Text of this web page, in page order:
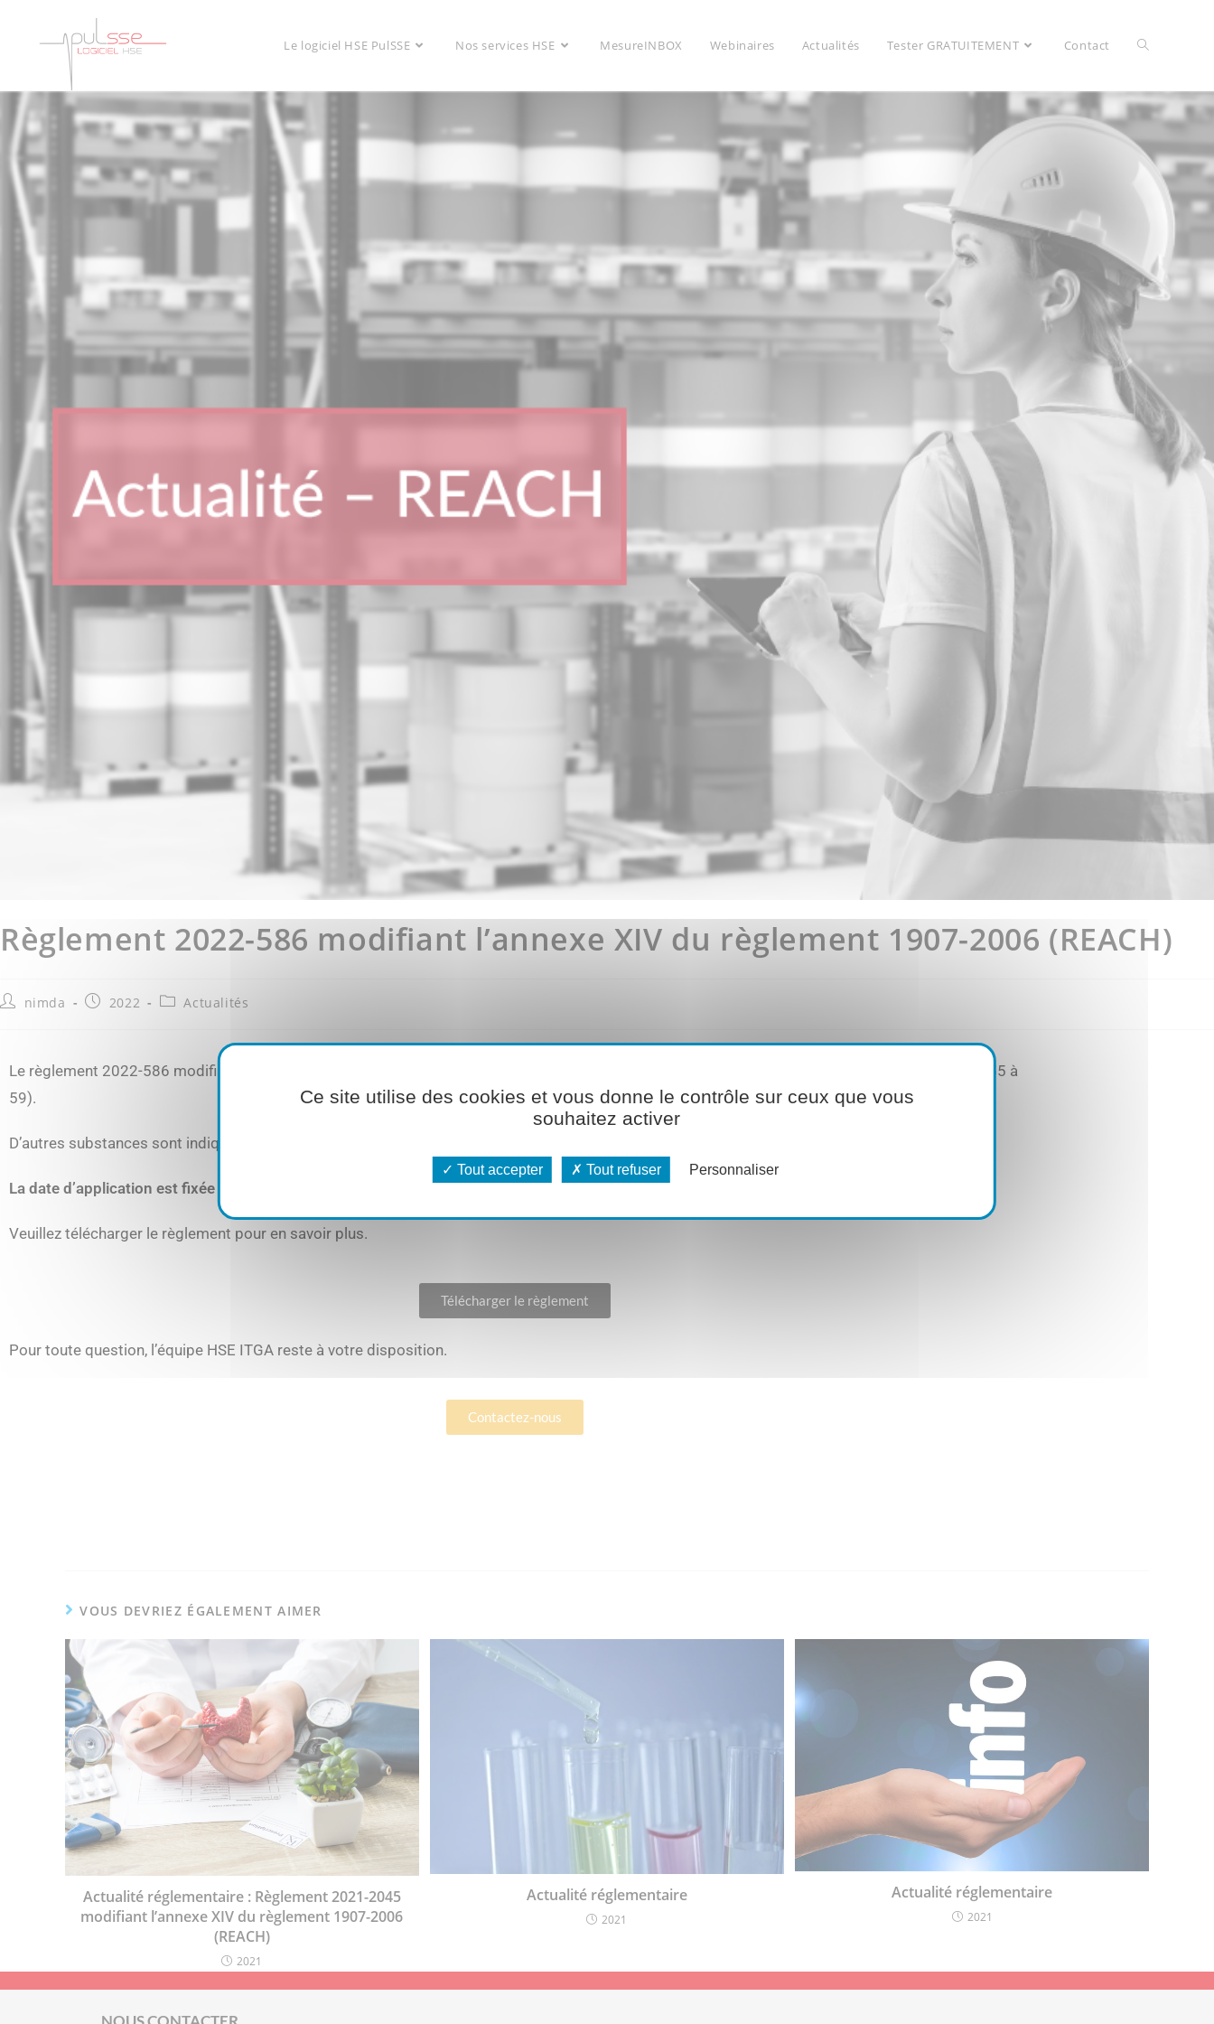
Le logiciel HSE PulSSE Nos services HSE MesureINBOX Webinaires Actualités Tester GRATUITEMENT Contact
Règlement 2022-586 modifiant l’annexe XIV du règlement 1907-2006 (REACH)
nimda 2022 Actualités
Le règlement 2022-586 modifiant l’annexe XIV du règlement 1907-2006 prévoit l’ajout de 5 nouvelles substances à la liste autorisation (entrées 55 à
59).
D’autres substances sont indiquées dans le règlement mais dont l’inclusion dans l’annexe est reportée
La date d’application est fixée au 28/04/2022.
Veuillez télécharger le règlement pour en savoir plus.
Télécharger le règlement
Pour toute question, l’équipe HSE ITGA reste à votre disposition.
Contactez-nous
VOUS DEVRIEZ ÉGALEMENT AIMER
Actualité réglementaire : Règlement 2021-2045
modifiant l’annexe XIV du règlement 1907-2006
(REACH)
2021
Actualité réglementaire
2021
Actualité réglementaire
2021
Ce site utilise des cookies et vous donne le contrôle sur ceux que vous
souhaitez activer
Tout accepter Tout refuser Personnaliser